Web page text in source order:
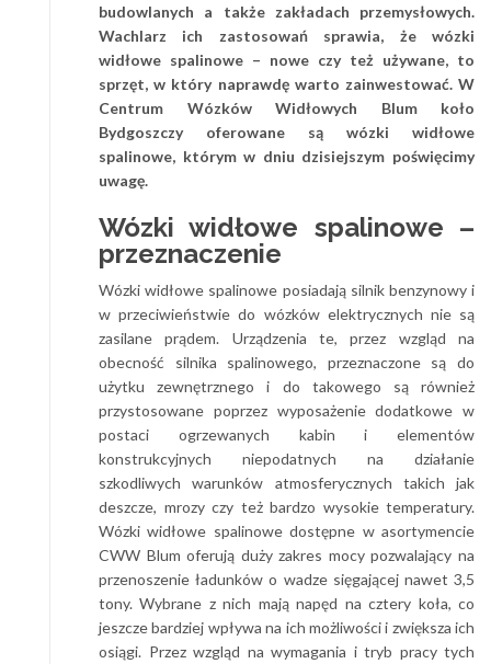
budowlanych a także zakładach przemysłowych.
Wachlarz ich zastosowań sprawia, że wózki
widłowe spalinowe – nowe czy też używane, to
sprzęt, w który naprawdę warto zainwestować. W
Centrum Wózków Widłowych Blum koło
Bydgoszczy oferowane są wózki widłowe
spalinowe, którym w dniu dzisiejszym poświęcimy
uwagę.
Wózki widłowe spalinowe –
przeznaczenie
Wózki widłowe spalinowe posiadają silnik benzynowy i
w przeciwieństwie do wózków elektrycznych nie są
zasilane prądem. Urządzenia te, przez wzgląd na
obecność silnika spalinowego, przeznaczone są do
użytku zewnętrznego i do takowego są również
przystosowane poprzez wyposażenie dodatkowe w
postaci ogrzewanych kabin i elementów
konstrukcyjnych niepodatnych na działanie
szkodliwych warunków atmosferycznych takich jak
deszcze, mrozy czy też bardzo wysokie temperatury.
Wózki widłowe spalinowe dostępne w asortymencie
CWW Blum oferują duży zakres mocy pozwalający na
przenoszenie ładunków o wadze sięgającej nawet 3,5
tony. Wybrane z nich mają napęd na cztery koła, co
jeszcze bardziej wpływa na ich możliwości i zwiększa ich
osiągi. Przez wzgląd na wymagania i tryb pracy tych